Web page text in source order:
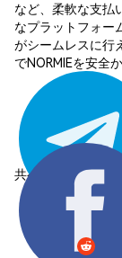
など、柔軟な支払
なプラットフォー
がシームレスに行
でNORMIEを安全
共有する: